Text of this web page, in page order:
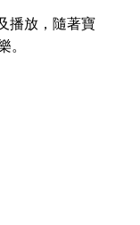
播放，隨著寶
。